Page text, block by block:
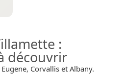
:
découvrir
Corvallis et Albany.